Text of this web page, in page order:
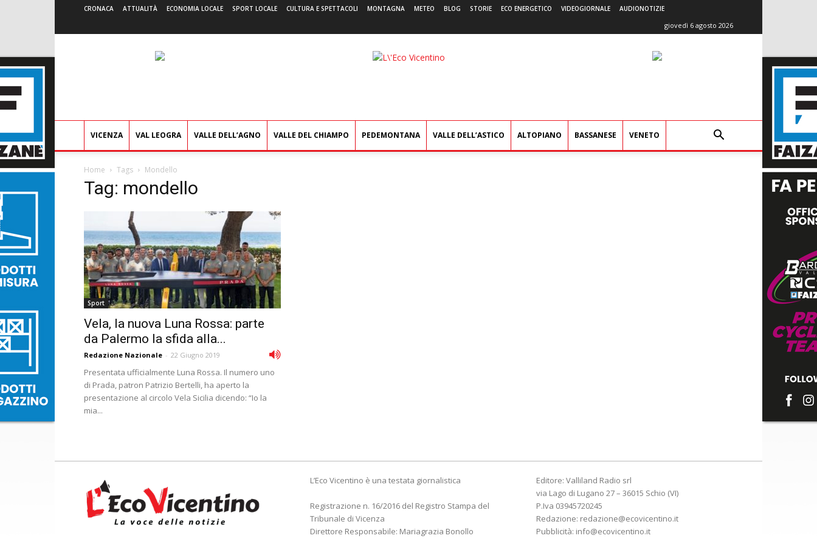
CRONACA ATTUALITÀ ECONOMIA LOCALE SPORT LOCALE CULTURA E SPETTACOLI MONTAGNA METEO BLOG STORIE ECO ENERGETICO VIDEOGIORNALE AUDIONOTIZIE
giovedì 6 agosto 2026
L'Eco
VICENZA VAL LEOGRA VALLE DELL’AGNO VALLE DEL CHIAMPO PEDEMONTANA VALLE DELL’ASTICO ALTOPIANO BASSANESE VENETO
Home Tags Mondello
Tag: mondello
Sport
Vela, la nuova Luna Rossa: parte
da Palermo la sfida alla...
Redazione Nazionale - 22 Giugno 2019
Presentata ufficialmente Luna Rossa. Il numero uno
di Prada, patron Patrizio Bertelli, ha aperto la
presentazione al circolo Vela Sicilia dicendo: “Io la
mia...
L’Eco Vicentino è una testata giornalistica
Registrazione n. 16/2016 del Registro Stampa del
Tribunale di Vicenza
Direttore Responsabile: Mariagrazia Bonollo
Editore: Valliland Radio srl
via Lago di Lugano 27 – 36015 Schio (VI)
P.Iva 03945720245
Redazione: redazione@ecovicentino.it
Pubblicità: info@ecovicentino.it